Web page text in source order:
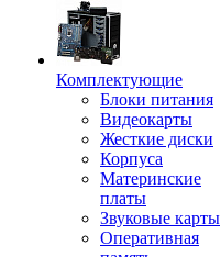
Комплектующие
Блоки питания
Видеокарты
Жесткие диски
Корпуса
Материнские
платы
Звуковые карты
Оперативная